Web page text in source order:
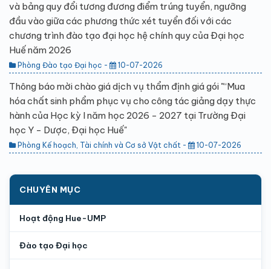
và bảng quy đổi tương đương điểm trúng tuyển, ngưỡng
đầu vào giữa các phương thức xét tuyển đối với các
chương trình đào tạo đại học hệ chính quy của Đại học
Huế năm 2026
Phòng Đào tạo Đại học - 10-07-2026
Thông báo mời chào giá dịch vụ thẩm định giá gói "“Mua
hóa chất sinh phẩm phục vụ cho công tác giảng dạy thực
hành của Học kỳ I năm học 2026 - 2027 tại Trường Đại
học Y - Dược, Đại học Huế"
Phòng Kế hoạch, Tài chính và Cơ sở Vật chất - 10-07-2026
CHUYÊN MỤC
Hoạt động Hue-UMP
Đào tạo Đại học